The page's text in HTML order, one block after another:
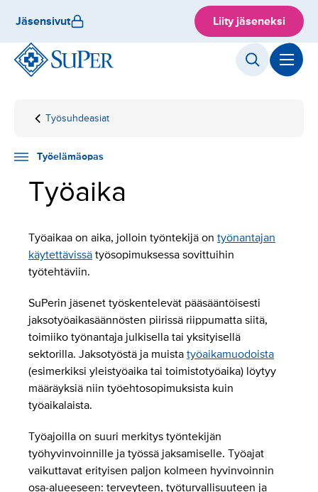
sisältöön
Jäsensivut Liity jäseneksi
Etusivu
Työelämäopas
Työsuhdeasiat
Työaika
Työelämäopas
Työaika
Työaikaa on aika, jolloin työntekijä on työnantajan
käytettävissä työsopimuksessa sovittuihin
työtehtäviin.
SuPerin jäsenet työskentelevät pääsääntöisesti
jaksotyöaikasäännösten piirissä riippumatta siitä,
toimiiko työnantaja julkisella tai yksityisellä
sektorilla. Jaksotyöstä ja muista työaikamuodoista
(esimerkiksi yleistyöaika tai toimistotyöaika) löytyy
määräyksiä niin työehtosopimuksista kuin
työaikalaista.
Työajoilla on suuri merkitys työntekijän
työhyvinvoinnille ja työssä jaksamiselle. Työajat
vaikuttavat erityisen paljon kolmeen hyvinvoinnin
osa-alueeseen: terveyteen, työturvallisuuteen ja